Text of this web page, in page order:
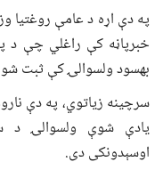
په دې اړه د عامې روغتیا
خبرپاڼه کې راغلي چې د
بهسود ولسوالۍ کې ثبت
یادې شوې ولسوالۍ د
اوسېدونکی دی.